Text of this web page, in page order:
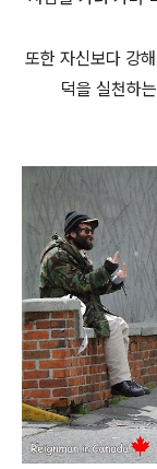
또한 자신보다 강
덕을 실천하